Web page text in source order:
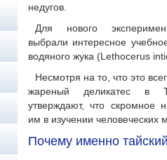
недугов.
Для нового
выбрали интересное
водяного жука (Lethocerus
Несмотря на то, что это
жареный деликатес в
утверждают, что скромное
им в изучении
Почему именно